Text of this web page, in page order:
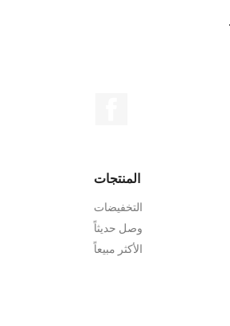
المنتجات
التخفيضات
وصل حديثاً
الأكثر مبيعاً